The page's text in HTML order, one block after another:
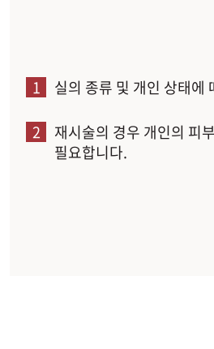
1 실의 종류 및 개인 상태에
2
재시술의 경우 개인의 피
필요합니다.